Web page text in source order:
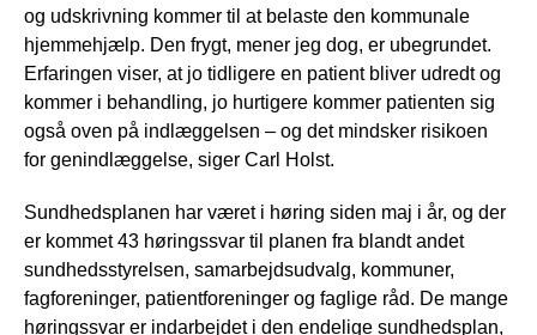
og udskrivning kommer til at belaste den kommunale
hjemmehjælp. Den frygt, mener jeg dog, er ubegrundet.
Erfaringen viser, at jo tidligere en patient bliver udredt og
kommer i behandling, jo hurtigere kommer patienten sig
også oven på indlæggelsen – og det mindsker risikoen
for genindlæggelse, siger Carl Holst.
Sundhedsplanen har været i høring siden maj i år, og der
er kommet 43 høringssvar til planen fra blandt andet
sundhedsstyrelsen, samarbejdsudvalg, kommuner,
fagforeninger, patientforeninger og faglige råd. De mange
høringssvar er indarbejdet i den endelige sundhedsplan,